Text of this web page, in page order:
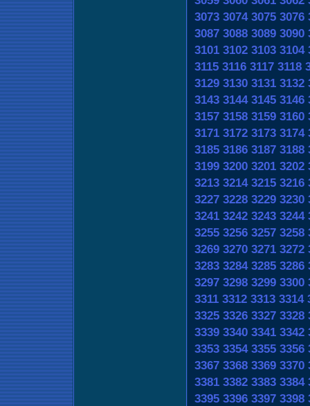
3073 3074 3075 3076
3087 3088 3089 3090
3101 3102 3103 3104
3115 3116 3117 3118
3129 3130 3131 3132
3143 3144 3145 3146
3157 3158 3159 3160
3171 3172 3173 3174
3185 3186 3187 3188
3199 3200 3201 3202
3213 3214 3215 3216
3227 3228 3229 3230
3241 3242 3243 3244
3255 3256 3257 3258
3269 3270 3271 3272
3283 3284 3285 3286
3297 3298 3299 3300
3311 3312 3313 3314
3325 3326 3327 3328
3339 3340 3341 3342
3353 3354 3355 3356
3367 3368 3369 3370
3381 3382 3383 3384
3395 3396 3397 3398